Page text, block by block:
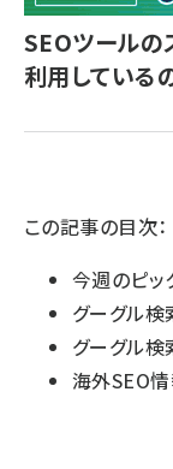
seo
ai (2801)
z世代
meo
llmo
SEOツールの
利用している
この記事の目次：
今週のピッ
グーグル
グーグル
海外SEO